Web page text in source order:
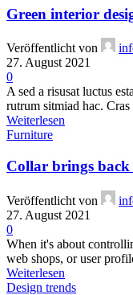
Green interior
Veröffentlicht von
27. August 2021
0
A sed a risusat luctus
rutrum sitmiad hac.
Weiterlesen
Furniture
Collar brings
Veröffentlicht von
27. August 2021
0
When it's about
web shops, or user
Weiterlesen
Design trends